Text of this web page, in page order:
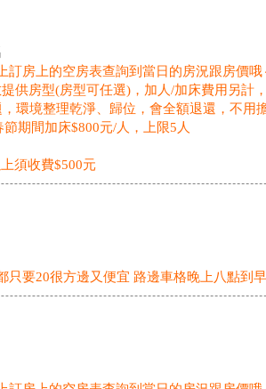
房上的空房表查詢到當日的房況跟房價哦
供房型(房型可任選)，加人/加床費用另計，
環境整理乾淨、歸位，會全額退還，不用
期間加床$800元/人，上限5人
須收費$500元
只要20很方邊又便宜 路邊車格晚上八點到